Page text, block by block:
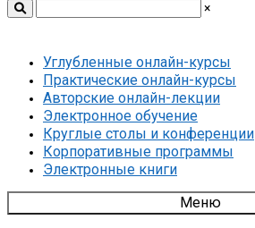
×
Углубленные онлайн-курсы
Практические онлайн-курсы
Авторские онлайн-лекции
Электронное обучение
Круглые столы и конференции
Корпоративные программы
Электронные книги
Меню